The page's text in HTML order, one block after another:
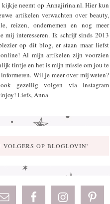
kijkje neemt op Annajirina.nl. Hier kun
artikelen verwachten over beauty,
reizen, ondernemen en nog meer
mij interesseren. Ik schrijf sinds 2013
op dit blog, er staan maar liefst
Al mijn artikelen zijn voorzien
tintje en het is mijn missie om jou te
Wil je meer over mij weten?
gezellig volgen via Instagram
Liefs, Anna
VOLGERS OP BLOGLOVIN'